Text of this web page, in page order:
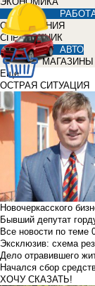
ОБЪЯВЛЕНИЯ
СПРАВОЧНИК
АВТО
МАГАЗИНЫ
Еще
ОСТРАЯ СИТУАЦИЯ
Новочеркасского
Бывший депутат
Все новости по теме
Эксклюзив: схема
Дело отравившего
Начался сбор
ХОЧУ СКАЗАТЬ!